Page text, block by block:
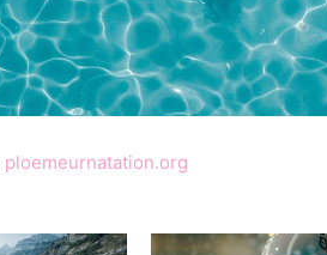
ploemeurnatation.org